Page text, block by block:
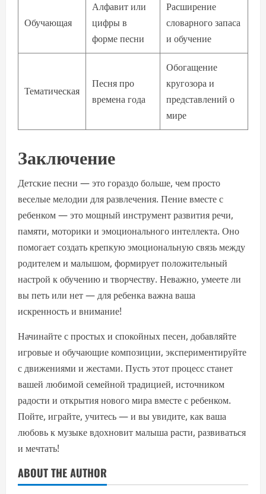
Обучающая
Алфавит или
цифры в
форме песни
Расширение
словарного запаса
и обучение
Тематическая
Песня про
времена года
Обогащение
кругозора и
представлений о
мире
Заключение
Детские песни — это гораздо больше, чем просто
веселые мелодии для развлечения. Пение вместе с
ребенком — это мощный инструмент развития речи,
памяти, моторики и эмоционального интеллекта. Оно
помогает создать крепкую эмоциональную связь между
родителем и малышом, формирует положительный
настрой к обучению и творчеству. Неважно, умеете ли
вы петь или нет — для ребенка важна ваша
искренность и внимание!
Начинайте с простых и спокойных песен, добавляйте
игровые и обучающие композиции, экспериментируйте
с движениями и жестами. Пусть этот процесс станет
вашей любимой семейной традицией, источником
радости и открытия нового мира вместе с ребенком.
Пойте, играйте, учитесь — и вы увидите, как ваша
любовь к музыке вдохновит малыша расти, развиваться
и мечтать!
ABOUT THE AUTHOR